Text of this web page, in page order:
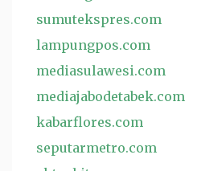
sumutekspres.com
lampungpos.com
mediasulawesi.com
mediajabodetabek.com
kabarflores.com
seputarmetro.com